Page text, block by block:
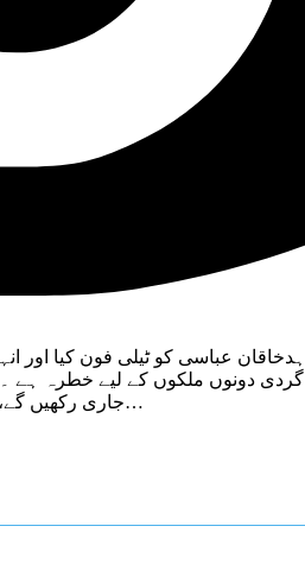
عباسی کو ٹیلی فون کیا اور
دونوں ملکوں کے لیے خطرہ ہے
جاری رکھیں گے، دہشت گردی مشترکہ دشمن ہے، مل کر مقابلہ کرنا ہوگا۔ وزیراعظم شاہد خاقان کا یہ بھی کہنا…